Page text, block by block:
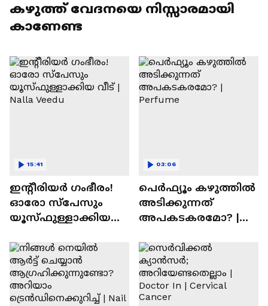
കഴുത്ത് വേദനയെ നിസ്സാരമായി
കാണേണ്ട
ഇന്റീരിയർ ഗംഭീരം!
ഓരോ സ്‌പേസും
യൂസ്ഫുള്ളാക്കിയ
15:41
പെർഫ്യൂം കഴുത്തിൽ
അടിക്കുന്നത്
അപകടകരമോ? |
03:06